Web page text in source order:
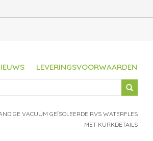
LEVERINGSVOORWAARDEN
VACUÜM GEÏSOLEERDE RVS WATERFLES
MET KURKDETAILS